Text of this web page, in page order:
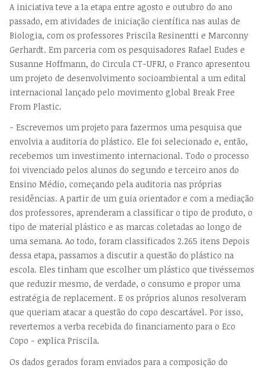
A iniciativa teve a 1a etapa entre agosto e outubro do ano
passado, em atividades de iniciação científica nas aulas de
Biologia, com os professores Priscila Resinentti e Marconny
Gerhardt. Em parceria com os pesquisadores Rafael Eudes e
Susanne Hoffmann, do Circula CT-UFRJ, o Franco apresentou
um projeto de desenvolvimento socioambiental a um edital
internacional lançado pelo movimento global Break Free
From Plastic.
- Escrevemos um projeto para fazermos uma pesquisa que
envolvia a auditoria do plástico. Ele foi selecionado e, então,
recebemos um investimento internacional. Todo o processo
foi vivenciado pelos alunos do segundo e terceiro anos do
Ensino Médio, começando pela auditoria nas próprias
residências. A partir de um guia orientador e com a mediação
dos professores, aprenderam a classificar o tipo de produto, o
tipo de material plástico e as marcas coletadas ao longo de
uma semana. Ao todo, foram classificados 2.265 itens Depois
dessa etapa, passamos a discutir a questão do plástico na
escola. Eles tinham que escolher um plástico que tivéssemos
que reduzir mesmo, de verdade, o consumo e propor uma
estratégia de replacement. E os próprios alunos resolveram
que queriam atacar a questão do copo descartável. Por isso,
revertemos a verba recebida do financiamento para o Eco
Copo - explica Priscila.
Os dados gerados foram enviados para a composição do